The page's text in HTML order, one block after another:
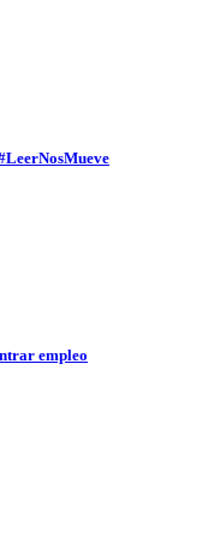
empleo